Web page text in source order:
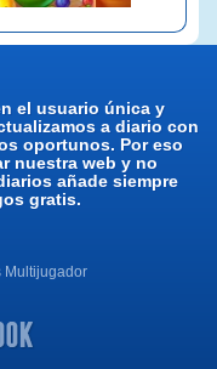
el usuario única y
a diario con
oportunos. Por eso
nuestra web y no
añade siempre
gratis.
Multijugador